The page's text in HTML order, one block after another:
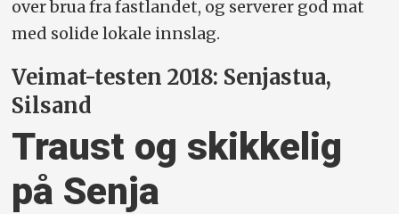
over brua fra fastlandet, og serverer god mat
med solide lokale innslag.
Veimat-testen 2018: Senjastua,
Silsand
Traust og skikkelig
på Senja